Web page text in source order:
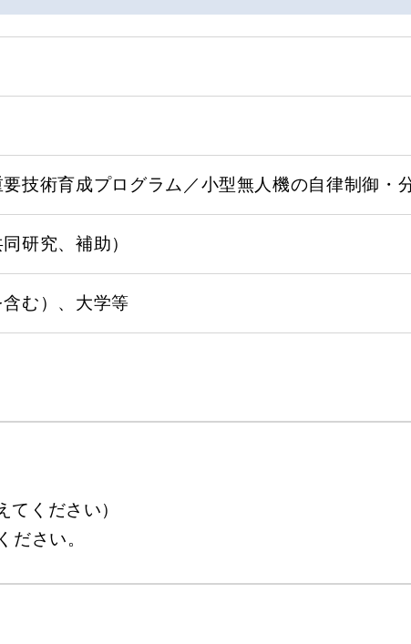
技術育成プログラム／小型無人機の自律制御・
研究、補助）
む）、大学等
ください）
ださい。